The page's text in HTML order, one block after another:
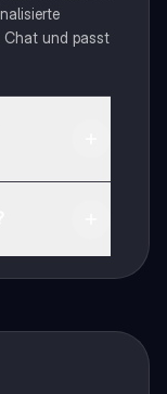
Chat und passt